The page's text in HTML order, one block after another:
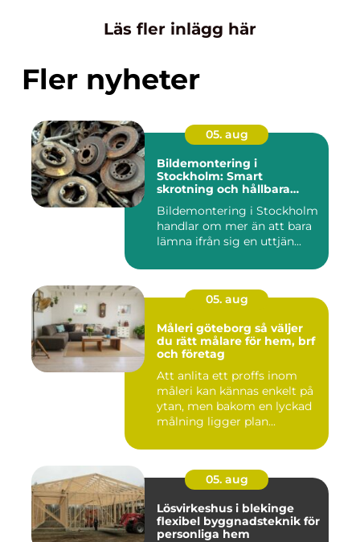
Läs fler inlägg här
Fler nyheter
05. aug
Bildemontering i
Stockholm: Smart
skrotning och hållbara
Bildemontering i Stockholm
handlar om mer än att bara
lämna ifrån sig en uttjän...
05. aug
Måleri göteborg så väljer
du rätt målare för hem, brf
och företag
Att anlita ett proffs inom
måleri kan kännas enkelt på
ytan, men bakom en lyckad
målning ligger plan...
05. aug
Lösvirkeshus i blekinge
flexibel byggnadsteknik för
personliga hem